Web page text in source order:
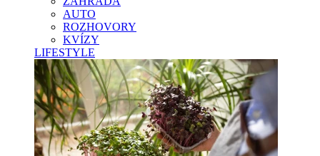
AUTO
ROZHOVORY
KVÍZY
LIFESTYLE